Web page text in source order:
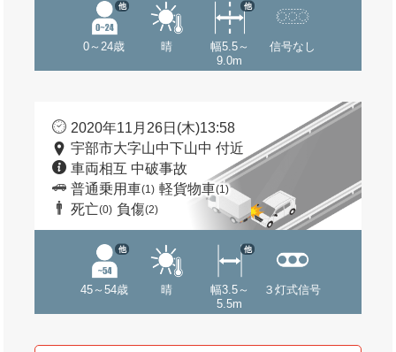
0～24歳
他
晴
幅5.5～
9.0m
他
信号なし
2020年11月26日(木)13:58
宇部市大字山中下山中 付近
車両相互 中破事故
普通乗用車(1) 軽貨物車(1)
死亡(0) 負傷(2)
45～54歳
他
晴
幅3.5～
5.5m
他
３灯式信号